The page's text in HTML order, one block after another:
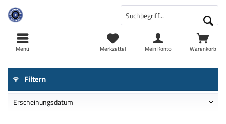
Warenkorb
Merkzettel Mein Konto
Menü
Filtern